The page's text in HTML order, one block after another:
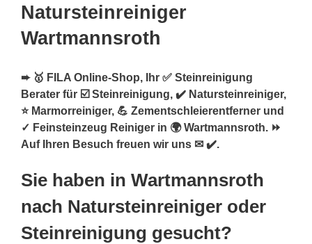
Natursteinreiniger
Wartmannsroth
➨ 🥇 FILA Online-Shop, Ihr ✅ Steinreinigung
Berater für ☑️ Steinreinigung, ✔️ Natursteinreiniger,
⭐ Marmorreiniger, 💪 Zementschleierentferner und
✓ Feinsteinzeug Reiniger in 🌍 Wartmannsroth. ⏩
Auf Ihren Besuch freuen wir uns ✉ ✔️.
Sie haben in Wartmannsroth
nach Natursteinreiniger oder
Steinreinigung gesucht?